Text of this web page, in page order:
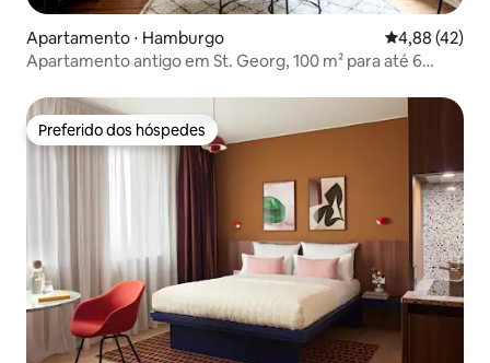
Apartamento ⋅ Hamburgo 4,88 de uma
4,88 (42)
Apartamento antigo em St. Georg, 100 m² para até 6
Preferido dos hóspedes
Preferido dos hóspedes